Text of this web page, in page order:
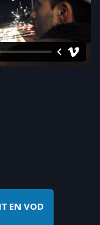
EN VOD